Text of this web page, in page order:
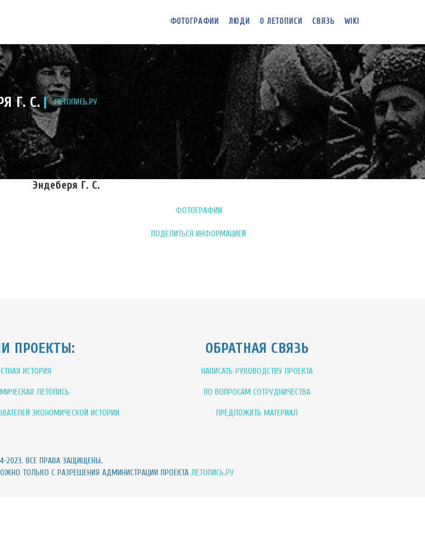
ФОТОГРАФИИ ЛЮДИ О ЛЕТОПИСИ СВЯЗЬ WIKI
Г. С. ЛЕТОПИСЬ.РУ
Эндеберя Г. С.
ФОТОГРАФИИ
ПОДЕЛИТЬСЯ ИНФОРМАЦИЕЙ
ПРОЕКТЫ:
ИСТОРИЯ
ЛЕТОПИСЬ
ЭКОНОМИЧЕСКОЙ ИСТОРИИ
ОБРАТНАЯ СВЯЗЬ
НАПИСАТЬ РУКОВОДСТВУ ПРОЕКТА
ПО ВОПРОСАМ СОТРУДНИЧЕСТВА
ПРЕДЛОЖИТЬ МАТЕРИАЛ
2023. ВСЕ ПРАВА ЗАЩИЩЕНЫ.
ТОЛЬКО С РАЗРЕШЕНИЯ АДМИНИСТРАЦИИ ПРОЕКТА ЛЕТОПИСЬ.РУ